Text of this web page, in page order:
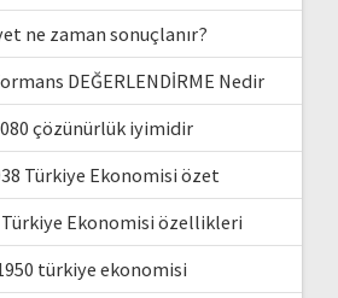
ne zaman sonuçlanır?
DEĞERLENDİRME Nedir
çözünürlük iyimidir
Türkiye Ekonomisi özet
Türkiye Ekonomisi özellikleri
türkiye ekonomisi